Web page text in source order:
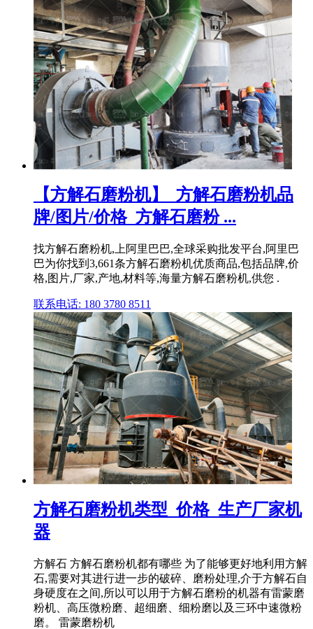
【方解石磨粉机】_方解石磨粉机品
牌/图片/价格_方解石磨粉 ...
找方解石磨粉机,上阿里巴巴,全球采购批发平台,阿里巴
巴为你找到3,661条方解石磨粉机优质商品,包括品牌,价
格,图片,厂家,产地,材料等,海量方解石磨粉机,供您 .
联系电话: 180 3780 8511
方解石磨粉机类型_价格_生产厂家机
器
方解石 方解石磨粉机都有哪些 为了能够更好地利用方解
石,需要对其进行进一步的破碎、磨粉处理,介于方解石自
身硬度在之间,所以可以用于方解石磨粉的机器有雷蒙磨
粉机、高压微粉磨、超细磨、细粉磨以及三环中速微粉
磨。 雷蒙磨粉机